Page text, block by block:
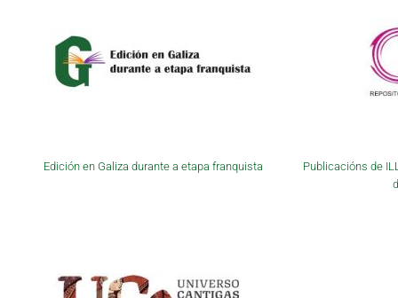
Edición en Galiza durante a etapa franquista
Publicacións de